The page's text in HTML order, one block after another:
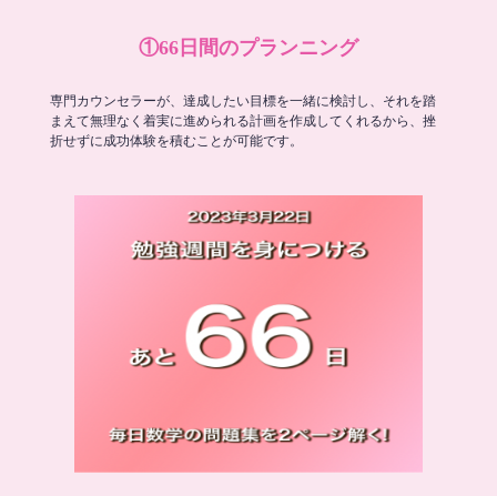
①66日間のプランニング
専門カウンセラーが、達成したい目標を一緒に検討し、それを踏
まえて無理なく着実に進められる計画を作成してくれるから、挫
折せずに成功体験を積むことが可能です。